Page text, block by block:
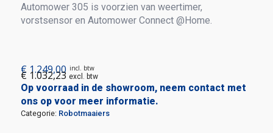
Automower 305 is voorzien van weertimer,
vorstsensor en Automower Connect @Home.
€1.249,00 incl. btw
€ 1.032,23 excl. btw
Op voorraad in de showroom, neem contact met
ons op voor meer informatie.
Categorie: Robotmaaiers